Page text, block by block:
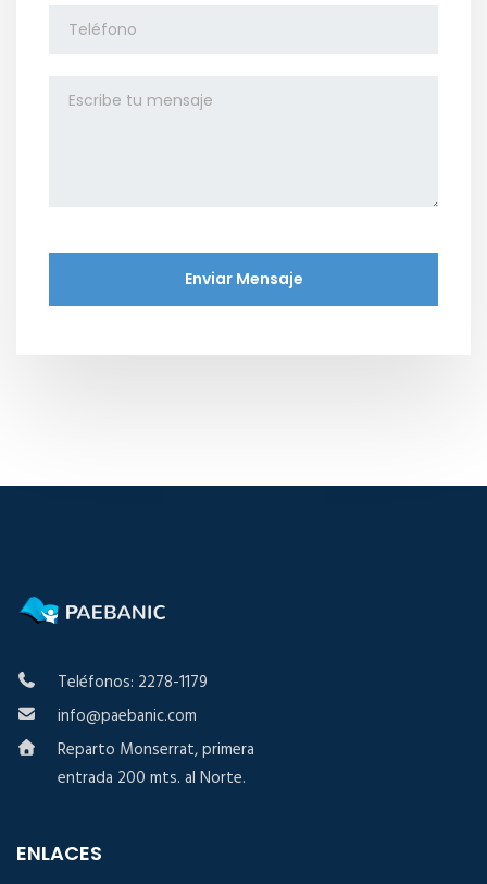
Teléfonos: 2278-1179
info@paebanic.com
Reparto Monserrat, primera
entrada 200 mts. al Norte.
ENLACES